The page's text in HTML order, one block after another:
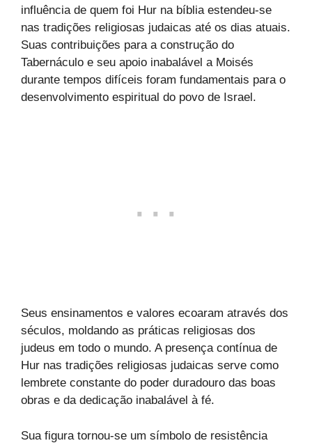
influência de quem foi Hur na bíblia estendeu-se
nas tradições religiosas judaicas até os dias atuais.
Suas contribuições para a construção do
Tabernáculo e seu apoio inabalável a Moisés
durante tempos difíceis foram fundamentais para o
desenvolvimento espiritual do povo de Israel.
Seus ensinamentos e valores ecoaram através dos
séculos, moldando as práticas religiosas dos
judeus em todo o mundo. A presença contínua de
Hur nas tradições religiosas judaicas serve como
lembrete constante do poder duradouro das boas
obras e da dedicação inabalável à fé.
Sua figura tornou-se um símbolo de resistência